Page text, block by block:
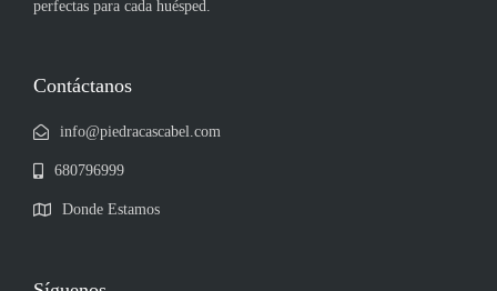
perfectas para cada huésped.
Contáctanos
info@piedracascabel.com
680796999
Donde Estamos